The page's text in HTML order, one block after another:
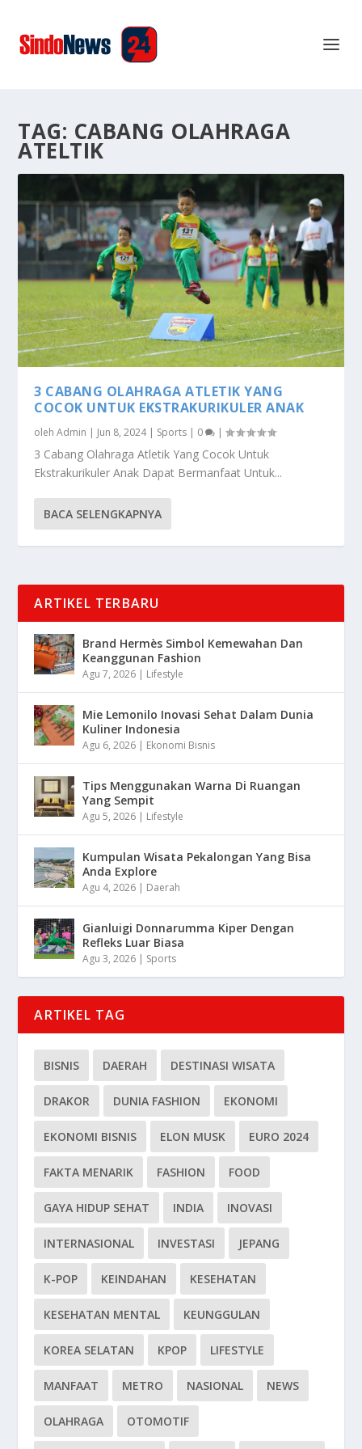
TAG: CABANG OLAHRAGA
ATELTIK
3 CABANG OLAHRAGA ATLETIK YANG
COCOK UNTUK EKSTRAKURIKULER ANAK
olehAdmin | Jun 8, 2024| Sports | 0 |
3 Cabang Olahraga Atletik Yang Cocok Untuk
Ekstrakurikuler Anak Dapat Bermanfaat Untuk...
BACA SELENGKAPNYA
ARTIKEL TERBARU
Brand Hermès Simbol Kemewahan Dan
Keanggunan Fashion
Agu 7, 2026 | Lifestyle
Mie Lemonilo Inovasi Sehat Dalam Dunia
Kuliner Indonesia
Agu 6, 2026 | Ekonomi Bisnis
Tips Menggunakan Warna Di Ruangan
Yang Sempit
Agu 5, 2026 | Lifestyle
Kumpulan Wisata Pekalongan Yang Bisa
Anda Explore
Agu 4, 2026 | Daerah
Gianluigi Donnarumma Kiper Dengan
Refleks Luar Biasa
Agu 3, 2026 | Sports
ARTIKEL TAG
BISNIS DAERAH DESTINASI WISATA
DRAKOR DUNIA FASHION EKONOMI
EKONOMI BISNIS ELON MUSK EURO 2024
FAKTA MENARIK FASHION FOOD
GAYA HIDUP SEHAT INDIA INOVASI
INTERNASIONAL INVESTASI JEPANG
K-POP KEINDAHAN KESEHATAN
KESEHATAN MENTAL KEUNGGULAN
KOREA SELATAN KPOP LIFESTYLE
MANFAAT METRO NASIONAL NEWS
OLAHRAGA OTOMOTIF